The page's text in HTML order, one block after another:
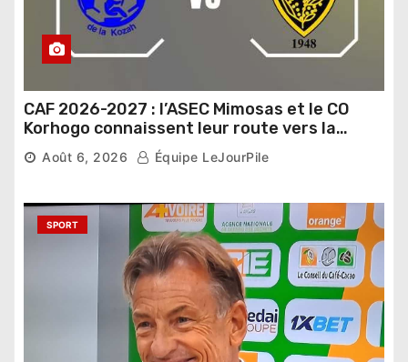
CAF 2026-2027 : l’ASEC Mimosas et le CO
Korhogo connaissent leur route vers la
phase de groupes
Août 6, 2026 Équipe LeJourPile
SPORT